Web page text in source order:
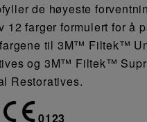
de høyeste
12 farger formulert for å
til 3M™ Filtek™
og 3M™ Filtek™
Restoratives.
0123